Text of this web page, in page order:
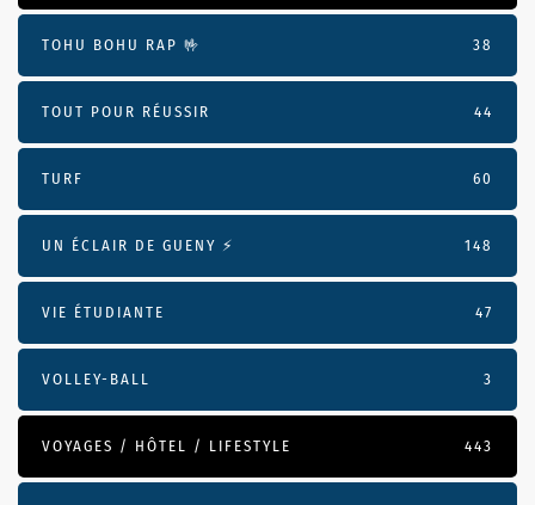
TOHU BOHU RAP 🤟 38
TOUT POUR RÉUSSIR 44
TURF 60
UN ÉCLAIR DE GUENY ⚡️ 148
VIE ÉTUDIANTE 47
VOLLEY-BALL 3
VOYAGES / HÔTEL / LIFESTYLE 443